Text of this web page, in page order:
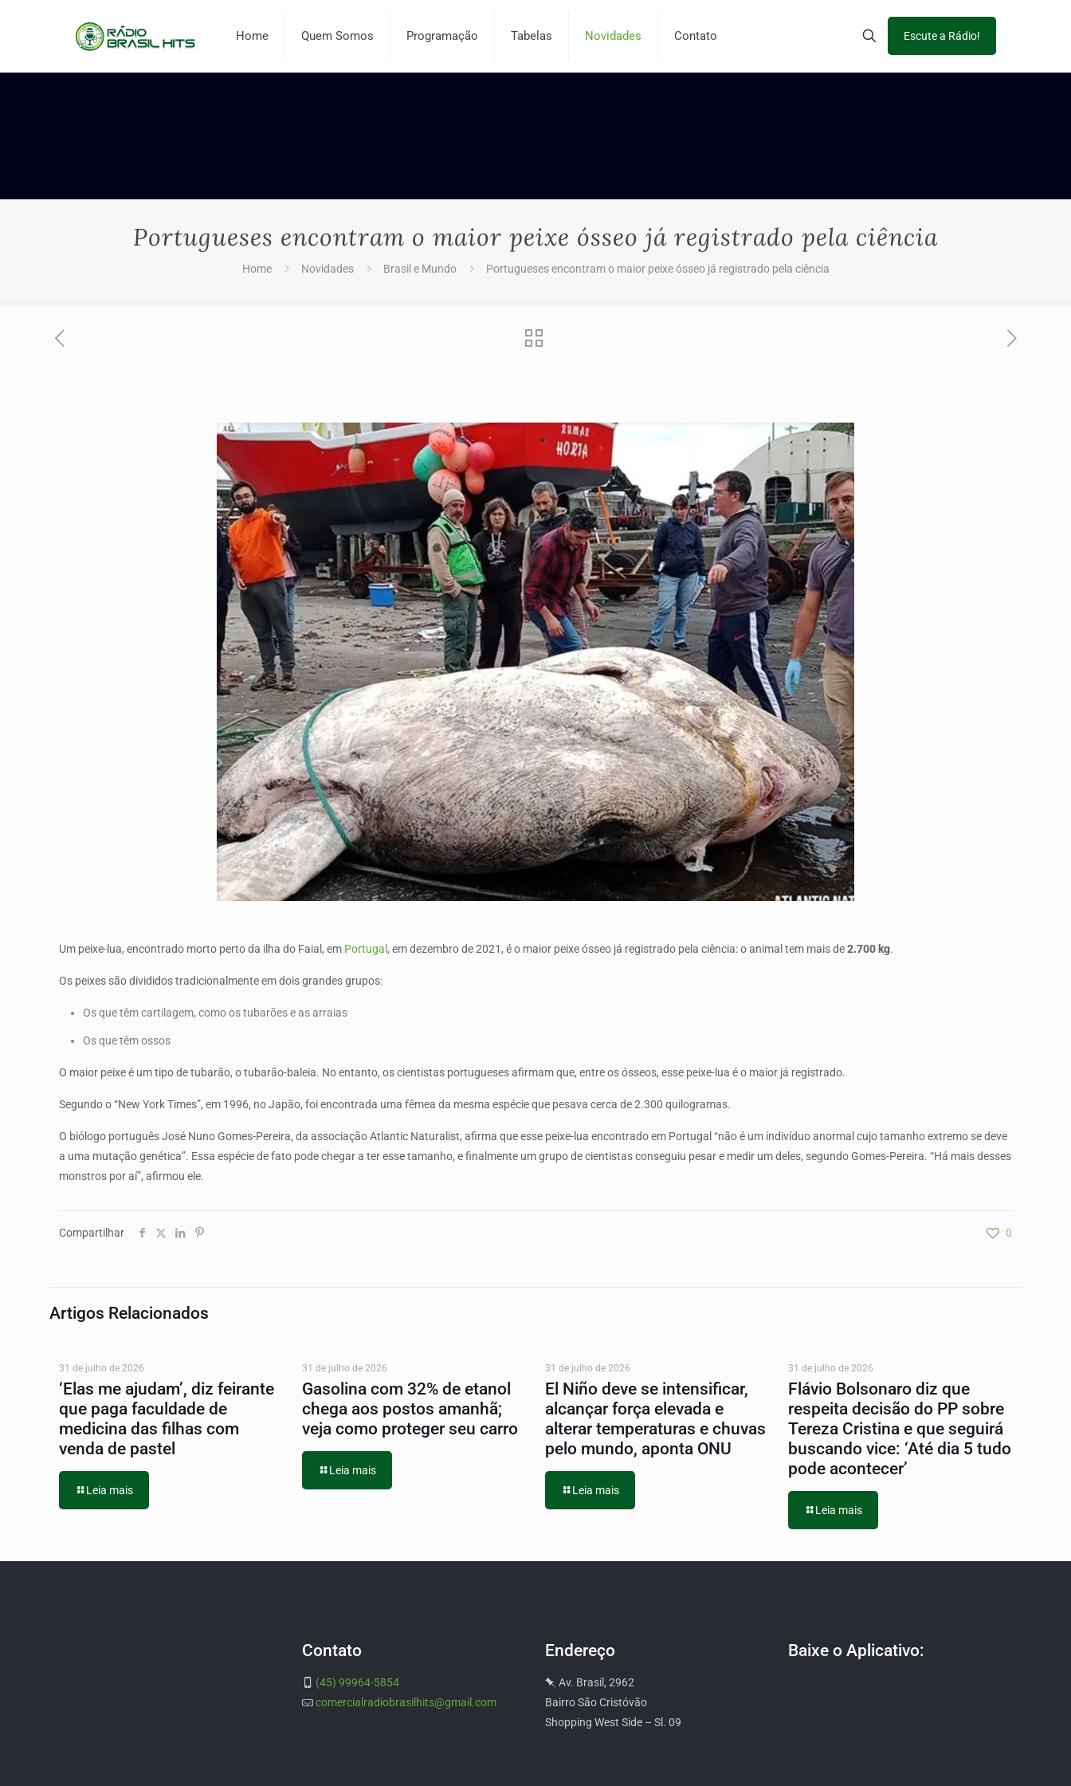
Home Quem Somos Programação Tabelas Novidades Contato Escute a Rádio!
Portugueses encontram o maior peixe ósseo já registrado pela ciência
Home Novidades Brasil e Mundo Portugueses encontram o maior peixe ósseo já registrado pela ciência
Um peixe-lua, encontrado morto perto da ilha do Faial, em Portugal , em dezembro de 2021, é o maior peixe ósseo já registrado pela ciência: o animal tem mais de2.700 kg.
Os peixes são divididos tradicionalmente em dois grandes grupos:
Os que têm cartilagem, como os tubarões e as arraias
Os que têm ossos
O maior peixe é um tipo de tubarão, o tubarão-baleia. No entanto, os cientistas portugueses afirmam que, entre os ósseos, esse peixe-lua é o maior já registrado.
Segundo o “New York Times”, em 1996, no Japão, foi encontrada uma fêmea da mesma espécie que pesava cerca de 2.300 quilogramas.
O biólogo português José Nuno Gomes-Pereira, da associação Atlantic Naturalist, afirma que esse peixe-lua encontrado em Portugal “não é um indivíduo anormal cujo tamanho extremo se deve
a uma mutação genética”. Essa espécie de fato pode chegar a ter esse tamanho, e finalmente um grupo de cientistas conseguiu pesar e medir um deles, segundo Gomes-Pereira. “Há mais desses
monstros por aí”, afirmou ele.
Compartilhar 0
Artigos Relacionados
31 de julho de 2026
‘Elas me ajudam’, diz feirante
que paga faculdade de
medicina das filhas com
venda de pastel
Leia mais
31 de julho de 2026
Gasolina com 32% de etanol
chega aos postos amanhã;
veja como proteger seu carro
Leia mais
31 de julho de 2026
El Niño deve se intensificar,
alcançar força elevada e
alterar temperaturas e chuvas
pelo mundo, aponta ONU
Leia mais
31 de julho de 2026
Flávio Bolsonaro diz que
respeita decisão do PP sobre
Tereza Cristina e que seguirá
buscando vice: ‘Até dia 5 tudo
pode acontecer’
Leia mais
Contato
(45) 99964-5854
comercialradiobrasilhits@gmail.com
Endereço
Av. Brasil, 2962
Bairro São Cristóvão
Shopping West Side – Sl. 09
Baixe o Aplicativo: